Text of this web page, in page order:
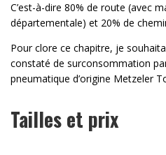
C’est-à-dire 80% de route (avec
départementale) et 20% de
Pour clore ce chapitre, je
constaté de surconsommation
pneumatique d’origine Metzeler
Tailles et prix